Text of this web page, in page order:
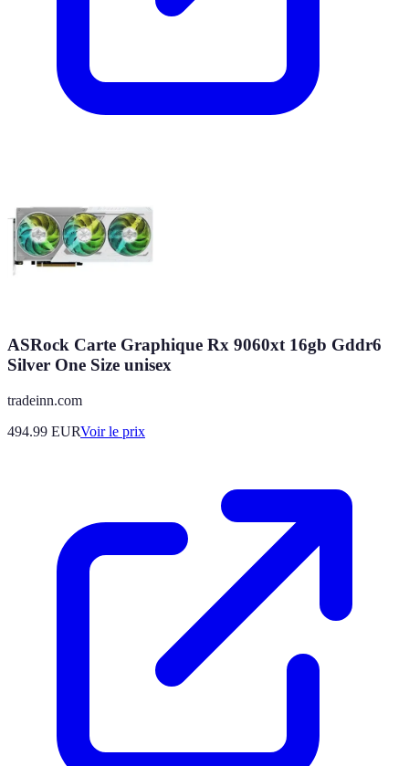
ASRock Carte Graphique Rx 9060xt 16gb Gddr6
Silver One Size unisex
tradeinn.com
494.99 EURVoir le prix